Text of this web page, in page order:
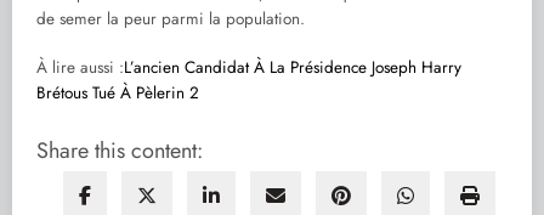
de semer la peur parmi la population.
À lire aussi :L’ancien Candidat À La Présidence Joseph Harry
Brétous Tué À Pèlerin 2
Share this content: